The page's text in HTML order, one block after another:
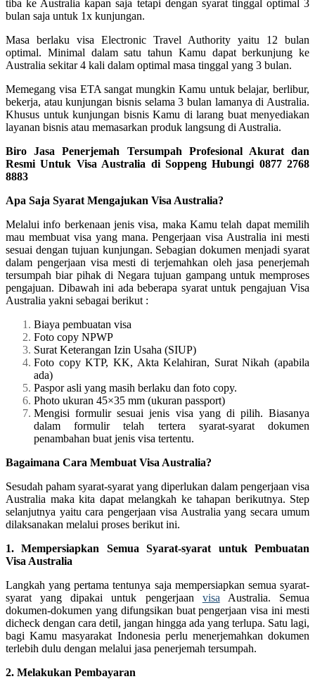
tiba ke Australia kapan saja tetapi dengan syarat tinggal optimal 3
bulan saja untuk 1x kunjungan.
Masa berlaku visa Electronic Travel Authority yaitu 12 bulan
optimal. Minimal dalam satu tahun Kamu dapat berkunjung ke
Australia sekitar 4 kali dalam optimal masa tinggal yang 3 bulan.
Memegang visa ETA sangat mungkin Kamu untuk belajar, berlibur,
bekerja, atau kunjungan bisnis selama 3 bulan lamanya di Australia.
Khusus untuk kunjungan bisnis Kamu di larang buat menyediakan
layanan bisnis atau memasarkan produk langsung di Australia.
Biro Jasa Penerjemah Tersumpah Profesional Akurat dan
Resmi Untuk Visa Australia di Soppeng Hubungi 0877 2768
8883
Apa Saja Syarat Mengajukan Visa Australia?
Melalui info berkenaan jenis visa, maka Kamu telah dapat memilih
mau membuat visa yang mana. Pengerjaan visa Australia ini mesti
sesuai dengan tujuan kunjungan. Sebagian dokumen menjadi syarat
dalam pengerjaan visa mesti di terjemahkan oleh jasa penerjemah
tersumpah biar pihak di Negara tujuan gampang untuk memproses
pengajuan. Dibawah ini ada beberapa syarat untuk pengajuan Visa
Australia yakni sebagai berikut :
Biaya pembuatan visa
Foto copy NPWP
Surat Keterangan Izin Usaha (SIUP)
Foto copy KTP, KK, Akta Kelahiran, Surat Nikah (apabila
ada)
Paspor asli yang masih berlaku dan foto copy.
Photo ukuran 45×35 mm (ukuran passport)
Mengisi formulir sesuai jenis visa yang di pilih. Biasanya
dalam formulir telah tertera syarat-syarat dokumen
penambahan buat jenis visa tertentu.
Bagaimana Cara Membuat Visa Australia?
Sesudah paham syarat-syarat yang diperlukan dalam pengerjaan visa
Australia maka kita dapat melangkah ke tahapan berikutnya. Step
selanjutnya yaitu cara pengerjaan visa Australia yang secara umum
dilaksanakan melalui proses berikut ini.
1. Mempersiapkan Semua Syarat-syarat untuk Pembuatan
Visa Australia
Langkah yang pertama tentunya saja mempersiapkan semua syarat-
syarat yang dipakai untuk pengerjaan visa Australia. Semua
dokumen-dokumen yang difungsikan buat pengerjaan visa ini mesti
dicheck dengan cara detil, jangan hingga ada yang terlupa. Satu lagi,
bagi Kamu masyarakat Indonesia perlu menerjemahkan dokumen
terlebih dulu dengan melalui jasa penerjemah tersumpah.
2. Melakukan Pembayaran